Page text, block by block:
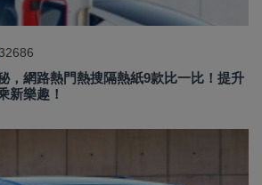
32686
，網路熱門熱搜隔熱紙9款比一比！提升
新樂趣！